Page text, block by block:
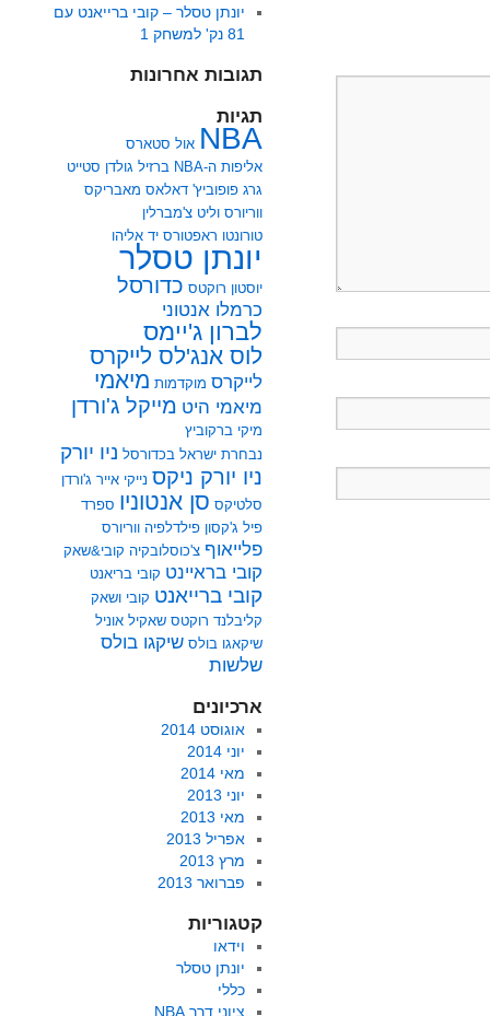
יונתן טסלר – קובי ברייאנט עם
81 נק' למשחק 1
תגובות אחרונות
תגיות
NBA אול סטארס
אליפות ה-NBA
ברזיל גולדן סטייט
גרג פופוביץ' דאלאס מאבריקס
ווריורס וליט צ'מברלין
טורונטו ראפטורס יד אליהו
יונתן טסלר
יוסטון רוקטס כדורסל
כרמלו אנטוני
לברון ג'יימס
לוס אנג'לס לייקרס
לייקרס מוקדמות מיאמי
מיאמי היט מייקל ג'ורדן
מיקי ברקוביץ
נבחרת ישראל בכדורסל ניו יורק
ניו יורק ניקס נייקי אייר ג'ורדן
סלטיקס סן אנטוניו ספרד
פיל ג'קסון פילדלפיה ווריורס
פלייאוף צ'כוסלובקיה קובי&שאק
קובי בראיינט קובי בריאנט
קובי ברייאנט קובי ושאק
קליבלנד רוקטס שאקיל אוניל
שיקאגו בולס שיקגו בולס
שלשות
ארכיונים
אוגוסט 2014
יוני 2014
מאי 2014
יוני 2013
מאי 2013
אפריל 2013
מרץ 2013
פברואר 2013
קטגוריות
וידאו
יונתן טסלר
כללי
ציוני דרך NBA